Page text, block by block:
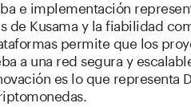
e implementación
de Kusama y la fiabilidad
permite que los
a una red segura y
es lo que representa